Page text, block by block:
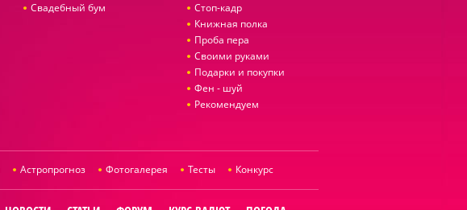
Свадебный бум
Стоп-кадр
Книжная полка
Проба пера
Своими руками
Подарки и покупки
Фен - шуй
Рекомендуем
Астропрогноз Фотогалерея Тесты Конкурс